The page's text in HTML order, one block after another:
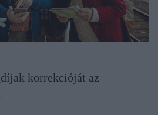
korrekcióját az